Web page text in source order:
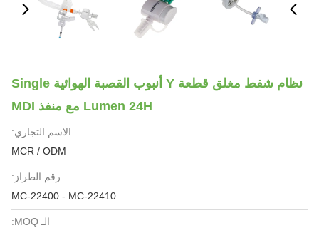
نظام شفط مغلق قطعة Y أنبوب القصبة الهوائية Single
Lumen 24H مع منفذ MDI
الاسم التجاري:
MCR / ODM
رقم الطراز:
MC-22400 - MC-22410
الـ MOQ: